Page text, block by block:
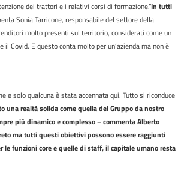
dei trattori e i relativi corsi di formazione.“In tutti
Sonia Tarricone, responsabile del settore della
molto presenti sul territorio, considerati come un
Covid. E questo conta molto per un’azienda ma non è
e solo qualcuna è stata accennata qui. Tutto si riconduce
una realtà solida come quella del Gruppo da nostro
più dinamico e complesso – commenta Alberto
ma tutti questi obiettivi possono essere raggiunti
le funzioni core e quelle di staff, il capitale umano resta